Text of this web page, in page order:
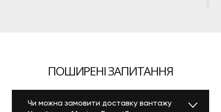
багаторічний досвід роботи в цьому напрямку,
найвищому рівні.
ПОШИРЕНІ ЗАПИТАННЯ
Чи можна замовити доставку вантажу